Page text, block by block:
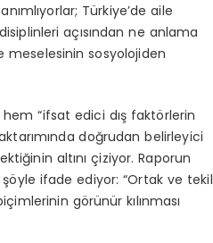
Türkiye’de aile
açısından ne anlama
meselesinin sosyolojiden
hem “ifsat edici dış faktörlerin
doğrudan belirleyici
altını çiziyor. Raporun
şöyle ifade ediyor: “Ortak ve tekil
görünür kılınması